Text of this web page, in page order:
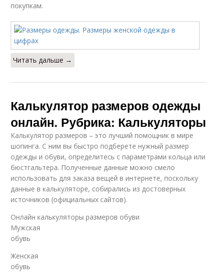
покупкам.
Читать дальше →
Калькулятор размеров одежды
онлайн. Рубрика: Калькуляторы
Калькулятор размеров – это лучший помощник в мире
шопинга. С ним вы быстро подберете нужный размер
одежды и обуви, определитесь с параметрами кольца или
бюстгальтера. Полученные данные можно смело
использовать для заказа вещей в интернете, поскольку
данные в калькуляторе, собирались из достоверных
источников (официальных сайтов).
Онлайн калькуляторы размеров обуви
Мужская
обувь
Женская
обувь